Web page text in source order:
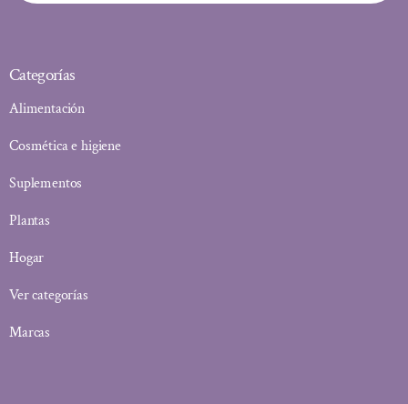
Categorías
Alimentación
Cosmética e higiene
Suplementos
Plantas
Hogar
Ver categorías
Marcas